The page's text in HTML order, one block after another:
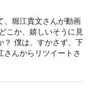
、堀江貴文さんが動画
こか、嬉しいそうに見
？ 僕は、すかさず、下
さんからリツイートさ